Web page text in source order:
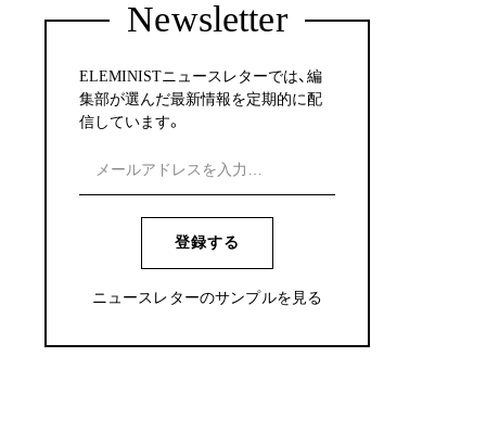
Newsletter
ELEMINISTニュースレターでは、編
集部が選んだ最新情報を定期的に配
信しています。
登録する
ニュースレターのサンプルを見る